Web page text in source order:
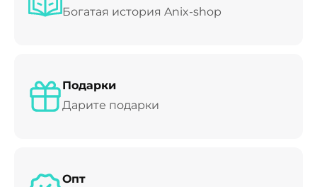
Богатая история Anix-shop
Подарки
Дарите подарки
Опт